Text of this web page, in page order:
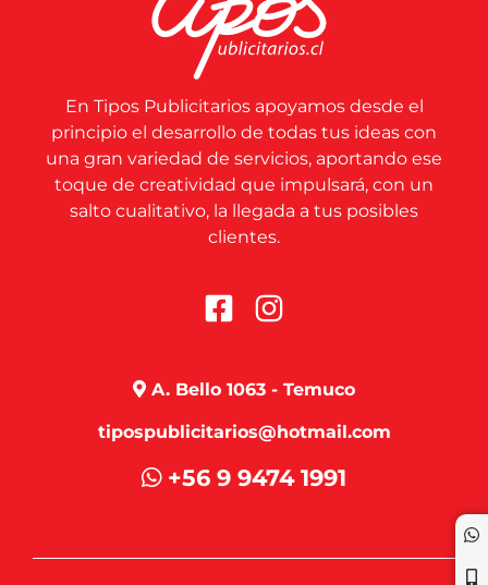
En Tipos Publicitarios apoyamos desde el
principio el desarrollo de todas tus ideas con
una gran variedad de servicios, aportando ese
toque de creatividad que impulsará, con un
salto cualitativo, la llegada a tus posibles
clientes.
A. Bello 1063 - Temuco
tipospublicitarios@hotmail.com
+56 9 9474 1991